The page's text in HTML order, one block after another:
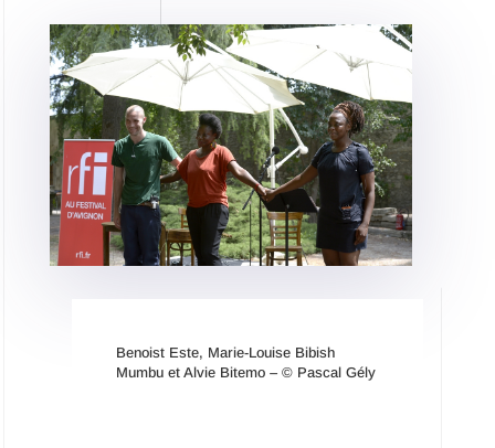
Benoist Este, Marie-Louise Bibish
Mumbu et Alvie Bitemo – © Pascal Gély